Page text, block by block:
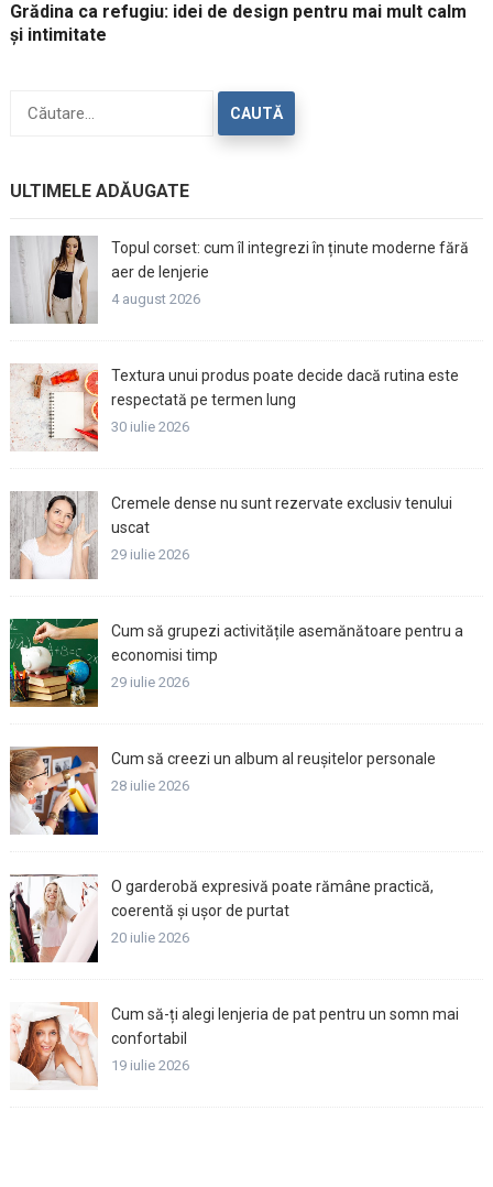
Grădina ca refugiu: idei de design pentru mai mult calm
și intimitate
după:
ULTIMELE ADĂUGATE
Topul corset: cum îl integrezi în ținute moderne fără
aer de lenjerie
4 august 2026
Textura unui produs poate decide dacă rutina este
respectată pe termen lung
30 iulie 2026
Cremele dense nu sunt rezervate exclusiv tenului
uscat
29 iulie 2026
Cum să grupezi activitățile asemănătoare pentru a
economisi timp
29 iulie 2026
Cum să creezi un album al reușitelor personale
28 iulie 2026
O garderobă expresivă poate rămâne practică,
coerentă și ușor de purtat
20 iulie 2026
Cum să-ți alegi lenjeria de pat pentru un somn mai
confortabil
19 iulie 2026